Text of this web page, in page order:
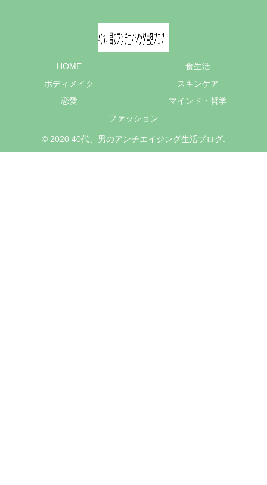
HOME
食生活
ボディメイク
スキンケア
恋愛
マインド・哲学
ファッション
© 2020 40代、男のアンチエイジング生活ブログ.